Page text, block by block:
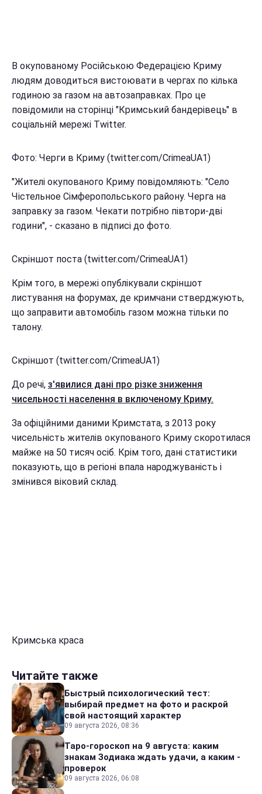
В окупованому Російською Федерацією Криму
людям доводиться вистоювати в чергах по кілька
годиною за газом на автозаправках. Про це
повідомили на сторінці "Кримський бандерівець" в
соціальній мережі Twitter.
Фото: Черги в Криму (twitter.com/CrimeaUA1)
"Жителі окупованого Криму повідомляють: "Село
Чістельное Сімферопольського району. Черга на
заправку за газом. Чекати потрібно півтори-дві
години", - сказано в підписі до фото.
Скріншот поста (twitter.com/CrimeaUA1)
Крім того, в мережі опублікували скріншот
листування на форумах, де кримчани стверджують,
що заправити автомобіль газом можна тільки по
талону.
Скріншот (twitter.com/CrimeaUA1)
До речі, з'явилися дані про різке зниження
чисельності населення в включеному Криму.
За офіційними даними Кримстата, з 2013 року
чисельність жителів окупованого Криму скоротилася
майже на 50 тисяч осіб. Крім того, дані статистики
показують, що в регіоні впала народжуваність і
змінився віковий склад.
Кримська краса
Читайте также
Быстрый психологический тест:
выбирай предмет на фото и раскрой
свой настоящий характер
09 августа 2026, 08:36
Таро-гороскоп на 9 августа: каким
знакам Зодиака ждать удачи, а каким -
проверок
09 августа 2026, 06:08